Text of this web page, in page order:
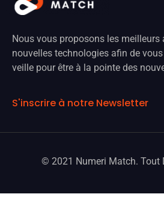
Nous vous proposons les meilleurs
nouvelles technologies afin de
veille pour être à la pointe des
S'inscrire à notre Newsletter
© 2021 Numeri Match. Tout